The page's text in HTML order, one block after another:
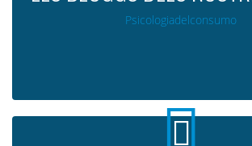
Psicologiadelconsumo